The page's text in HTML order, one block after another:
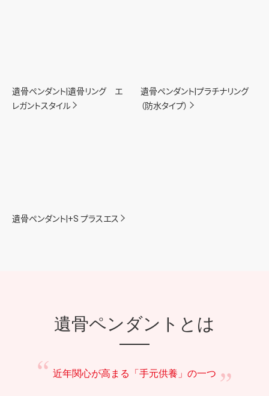
遺骨ペンダント|遺骨リング エ
レガントスタイル
遺骨ペンダント|プラチナリング
（防水タイプ）
遺骨ペンダント|+S プラスエス
遺骨ペンダントとは
近年関心が高まる 「手元供養」の一つ